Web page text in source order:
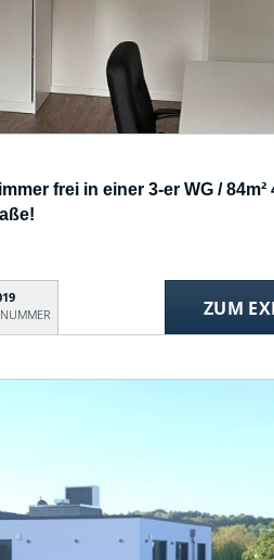
frei in einer 3-er WG / 84m²
ZUM